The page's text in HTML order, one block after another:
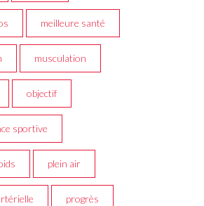
meilleure santé
musculation
objectif
sportive
plein air
progrès